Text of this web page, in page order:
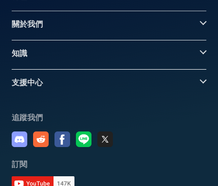
關於我們
知識
支援中心
追蹤我們
訂閱
YouTube 147K